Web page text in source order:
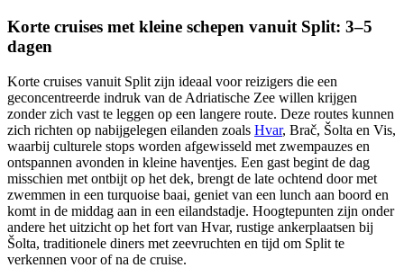
Korte cruises met kleine schepen vanuit Split: 3–5
dagen
Korte cruises vanuit Split zijn ideaal voor reizigers die een
geconcentreerde indruk van de Adriatische Zee willen krijgen
zonder zich vast te leggen op een langere route. Deze routes kunnen
zich richten op nabijgelegen eilanden zoals Hvar, Brač, Šolta en Vis,
waarbij culturele stops worden afgewisseld met zwempauzes en
ontspannen avonden in kleine haventjes. Een gast begint de dag
misschien met ontbijt op het dek, brengt de late ochtend door met
zwemmen in een turquoise baai, geniet van een lunch aan boord en
komt in de middag aan in een eilandstadje. Hoogtepunten zijn onder
andere het uitzicht op het fort van Hvar, rustige ankerplaatsen bij
Šolta, traditionele diners met zeevruchten en tijd om Split te
verkennen voor of na de cruise.